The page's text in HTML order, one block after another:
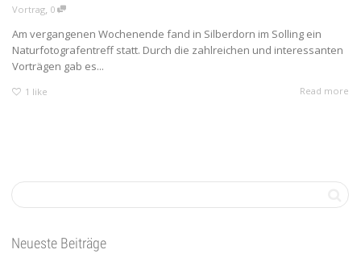
Vortrag, 0
Am vergangenen Wochenende fand in Silberdorn im Solling ein
Naturfotografentreff statt. Durch die zahlreichen und interessanten
Vorträgen gab es...
1 like Read more
Neueste Beiträge